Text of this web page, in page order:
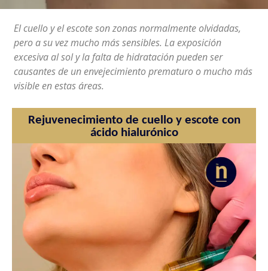
El cuello y el escote son zonas normalmente olvidadas,
pero a su vez mucho más sensibles. La exposición
excesiva al sol y la falta de hidratación pueden ser
causantes de un envejecimiento prematuro o mucho más
visible en estas áreas.
Rejuvenecimiento de cuello y escote con
ácido hialurónico